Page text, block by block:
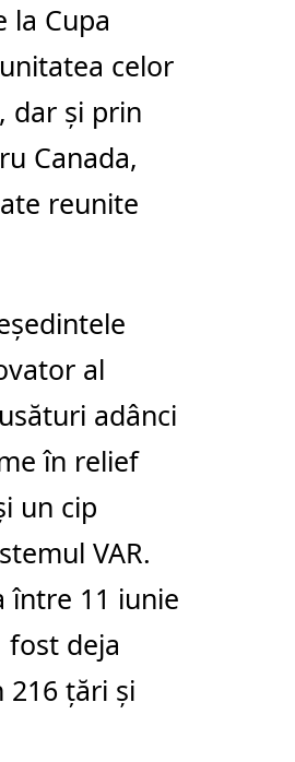
la Cupa
celor
dar și prin
Canada,
reunite
al
adânci
în relief
un cip
VAR.
între 11 iunie
fost deja
216 țări și